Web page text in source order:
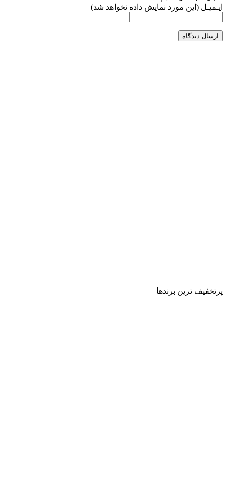
ایـمیـل (این مورد نمایش داده نخواهد شد)
ارسال دیدگاه
پرتخفیف ترین برندها